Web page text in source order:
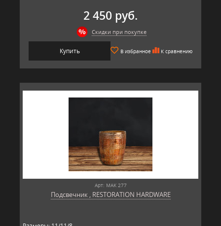
2 450 руб.
Скидки при покупке
Купить В избранное К сравнению
Арт: MAK 277
Подсвечник , RESTORATION HARDWARE